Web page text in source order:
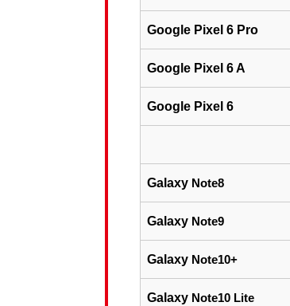
Google Pixel 6 Pro
Google Pixel 6 A
Google Pixel 6
Galaxy Note8
Galaxy Note9
Galaxy Note10+
Galaxy Note10 Lite